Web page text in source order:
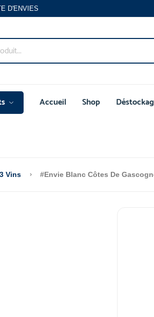
D'ENVIES
Accueil Shop
Vins #Envie Blanc Côtes De